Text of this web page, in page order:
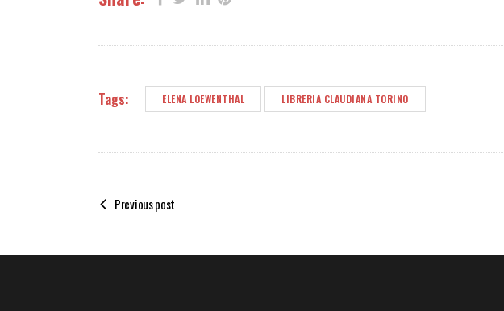
Tags: ELENA LOEWENTHAL LIBRERIA CLAUDIANA TORINO
Previous post